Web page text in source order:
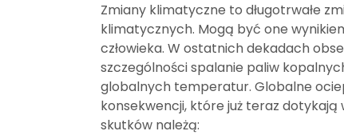
Zmiany klimatyczne to długotrwałe
klimatycznych. Mogą być one
człowieka. W ostatnich dekadach
szczególności spalanie paliw
globalnych temperatur. Globalne
konsekwencji, które już teraz dotykają
skutków należą: